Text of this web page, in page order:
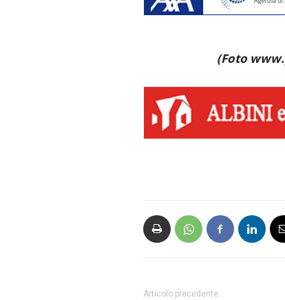
(Foto
Articolo precedente